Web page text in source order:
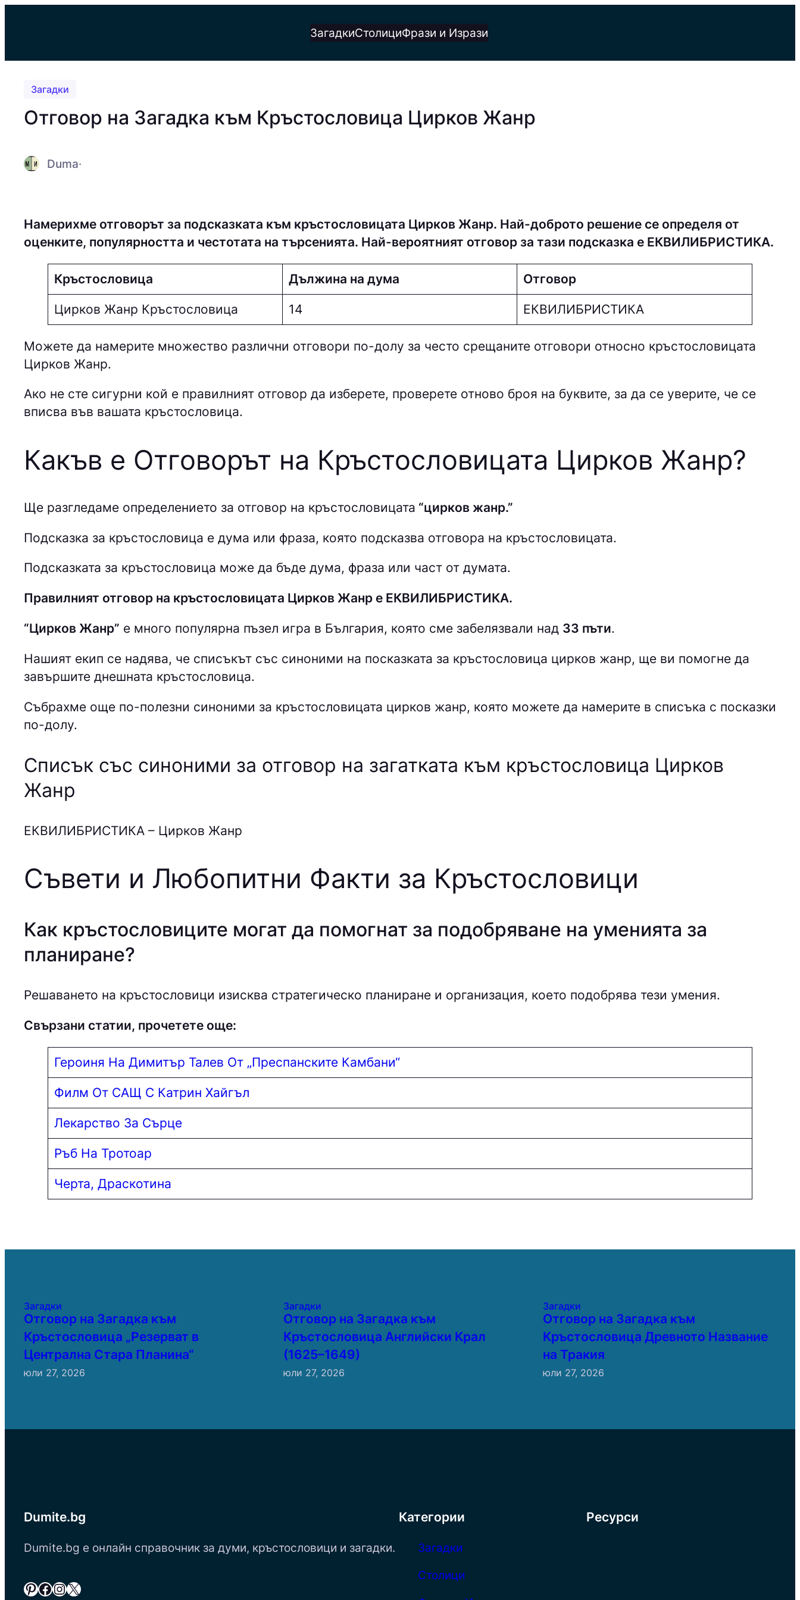
ЗагадкиСтолициФрази и Изрази
Загадки
Отговор на Загадка към Кръстословица Цирков Жанр
Duma·
Намерихме отговорът за подсказката към кръстословицата Цирков Жанр. Най-доброто решение се определя от
оценките, популярността и честотата на търсенията. Най-вероятният отговор за тази подсказка е EКВИЛИБPИCТИКA.
Кръстословица Дължина на дума Отговор
Цирков Жанр Кръстословица 14 EКВИЛИБPИCТИКA
Можете да намерите множество различни отговори по-долу за често срещаните отговори относно кръстословицата
Цирков Жанр.
Ако не сте сигурни кой е правилният отговор да изберете, проверете отново броя на буквите, за да се уверите, че се
вписва във вашата кръстословица.
Какъв е Отговорът на Кръстословицата Цирков Жанр?
Ще разгледаме определението за отговор на кръстословицата “цирков жанр.”
Подсказка за кръстословица е дума или фраза, която подсказва отговора на кръстословицата.
Подсказката за кръстословица може да бъде дума, фраза или част от думата.
Правилният отговор на кръстословицата Цирков Жанр е EКВИЛИБPИCТИКA.
“Цирков Жанр” е много популярна пъзел игра в България, която сме забелязвали над 33 пъти.
Нашият екип се надява, че списъкът със синоними на посказката за кръстословица цирков жанр, ще ви помогне да
завършите днешната кръстословица.
Събрахме още по-полезни синоними за кръстословицата цирков жанр, която можете да намерите в списъка с посказки
по-долу.
Списък със синоними за отговор на загатката към кръстословица Цирков
Жанр
EКВИЛИБPИCТИКA – Цирков Жанр
Съвети и Любопитни Факти за Кръстословици
Как кръстословиците могат да помогнат за подобряване на уменията за
планиране?
Решаването на кръстословици изисква стратегическо планиране и организация, което подобрява тези умения.
Свързани статии, прочетете още:
Героиня На Димитър Талев От „Преспанските Камбани“
Филм От САЩ С Катрин Хайгъл
Лекарство За Сърце
Ръб На Тротоар
Черта, Драскотина
Загадки
Отговор на Загадка към
Кръстословица „Резерват в
Централна Стара Планина“
юли 27, 2026
Загадки
Отговор на Загадка към
Кръстословица Английски Крал
(1625–1649)
юли 27, 2026
Загадки
Отговор на Загадка към
Кръстословица Древното Название
на Тракия
юли 27, 2026
Dumite.bg
Dumite.bg е онлайн справочник за думи, кръстословици и загадки.
Pinterest Facebook InstagramX
Категории
Загадки
Столици
Ресурси